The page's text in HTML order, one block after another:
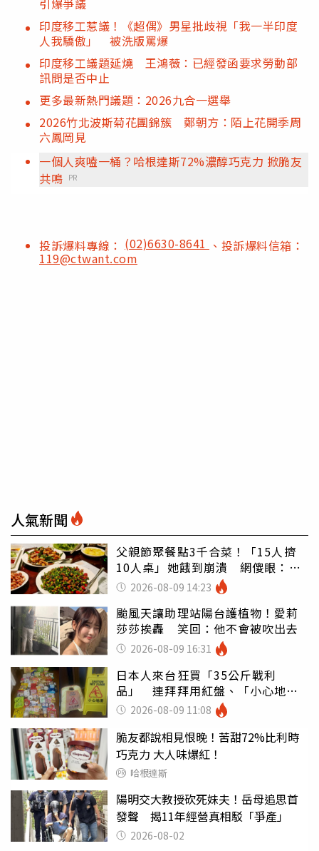
引爆爭議
印度移工惹議！《超偶》男星批歧視「我一半印度
人我驕傲」 被洗版罵爆
印度移工議題延燒 王鴻薇：已經發函要求勞動部
訊問是否中止
更多最新熱門議題：2026九合一選舉
2026竹北波斯菊花團錦簇 鄭朝方：陌上花開季周
六鳳岡見
一個人爽嗑一桶？哈根達斯72%濃醇巧克力 掀脆友
共鳴 PR
投訴爆料專線： (02)6630-8641 、投訴爆料信箱：
119@ctwant.com
人氣新聞
父親節聚餐點3千合菜！「15人擠
10人桌」她餓到崩潰 網傻眼：讓
店家看笑話
2026-08-09 14:23
颱風天讓助理站陽台護植物！愛莉
莎莎挨轟 笑回：他不會被吹出去
2026-08-09 16:31
日本人來台狂買「35公斤戰利
品」 連拜拜用紅盤、「小心地
滑」告示牌也帶回家
2026-08-09 11:08
脆友都說相見恨晚！苦甜72%比利時
巧克力 大人味爆紅！
哈根達斯
陽明交大教授砍死妹夫！岳母追思首
發聲 揭11年經營真相駁「爭產」
2026-08-02